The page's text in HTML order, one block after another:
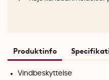
Produktinfo
Vindbeskyttelse